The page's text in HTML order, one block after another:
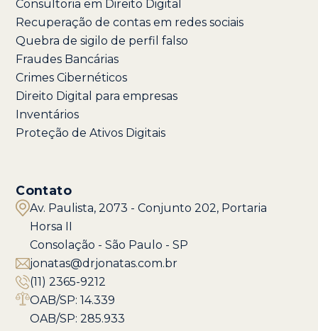
Consultoria em Direito Digital
Recuperação de contas em redes sociais
Quebra de sigilo de perfil falso
Fraudes Bancárias
Crimes Cibernéticos
Direito Digital para empresas
Inventários
Proteção de Ativos Digitais
Contato
Av. Paulista, 2073 - Conjunto 202, Portaria
Horsa II
Consolação - São Paulo - SP
jonatas@drjonatas.com.br
(11) 2365-9212
OAB/SP: 14.339
OAB/SP: 285.933